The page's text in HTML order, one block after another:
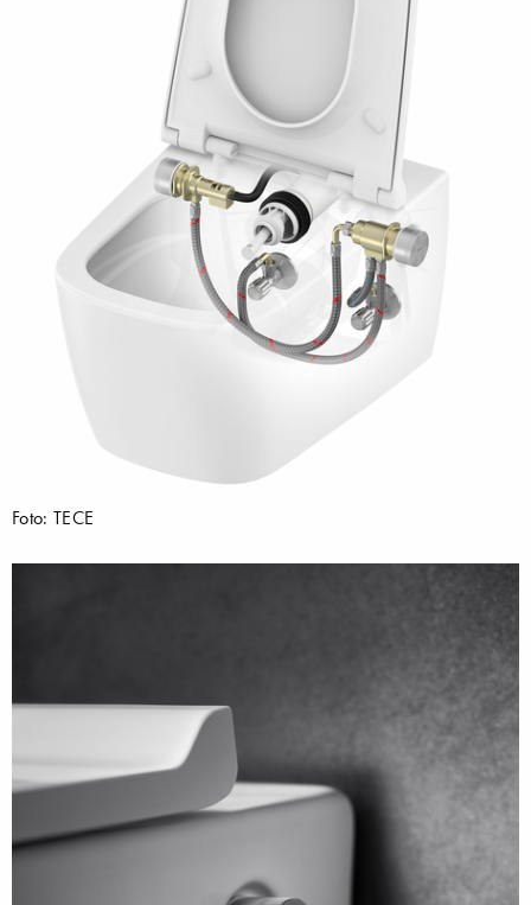
Foto: TECE